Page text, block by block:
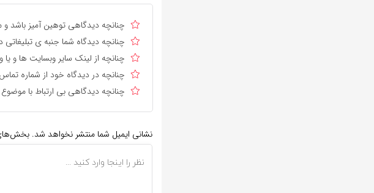
چنانچه دیدگاهی توهین آمیز باشد و
چنانچه دیدگاه شما جنبه ی
چنانچه از لینک سایر وبسایت ها و
چنانچه در دیدگاه خود از شماره
چنانچه دیدگاهی بی ارتباط با
نشانی ایمیل شما منتشر نخواهد شد. بخش‌های